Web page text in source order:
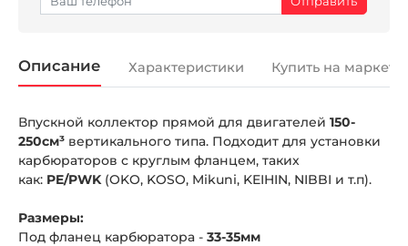
Описание Характеристики Купить на
Впускной коллектор прямой для двигателей 150-
250см³ вертикального типа. Подходит для установки
карбюраторов с круглым фланцем, таких
как: PE/PWK(OKO, KOSO, Mikuni, KEIHIN, NIBBI и т.п).
Размеры:
Под фланец карбюратора - 33-35мм